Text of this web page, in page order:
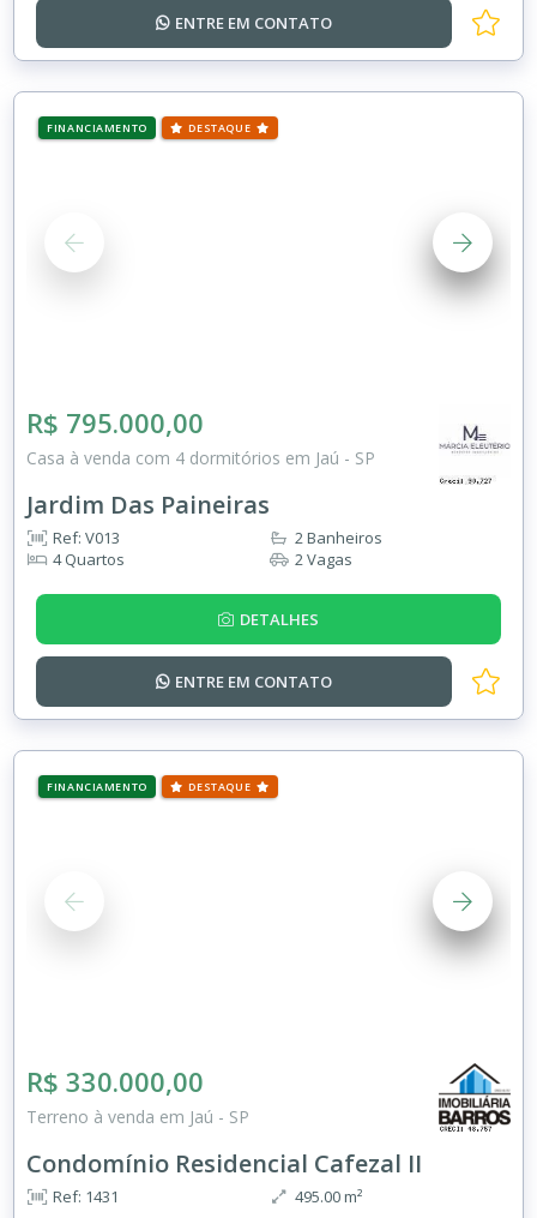
ENTRE EM CONTATO
FINANCIAMENTO DESTAQUE
R$ 795.000,00
Casa à venda com 4 dormitórios em Jaú - SP
Jardim Das Paineiras
Ref: V013
4 Quartos
2 Banheiros
2 Vagas
DETALHES
ENTRE EM CONTATO
FINANCIAMENTO DESTAQUE
R$ 330.000,00
Terreno à venda em Jaú - SP
Condomínio Residencial Cafezal II
Ref: 1431 495.00 m²